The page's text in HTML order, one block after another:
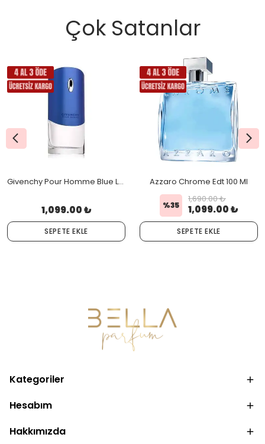
Çok Satanlar
Givenchy Pour Homme Blue Label Edt 100 Ml
1,099.00 ₺
SEPETE EKLE
Azzaro Chrome Edt 100 Ml
%35
1,690.00 ₺
1,099.00 ₺
SEPETE EKLE
Kategoriler
Hesabım
Hakkımızda